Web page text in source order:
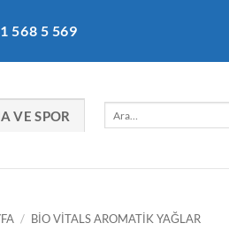
568 5 569
VE SPOR
/ BIO VITALS AROMATIK YAĞLAR